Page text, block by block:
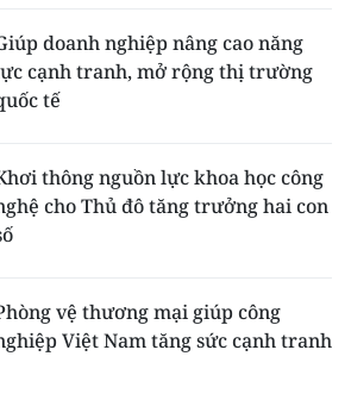
doanh nghiệp nâng cao năng
cạnh tranh, mở rộng thị trường
tế
thông nguồn lực khoa học công
cho Thủ đô tăng trưởng hai con
vệ thương mại giúp công
Việt Nam tăng sức cạnh tranh